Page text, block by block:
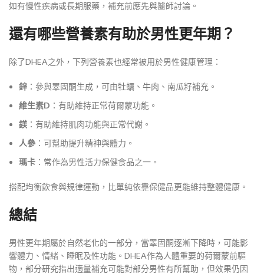
如有慢性疾病或長期服藥，補充前應先與醫師討論。
還有哪些營養素有助於男性更年期？
除了DHEA之外，下列營養素也經常被用於男性健康管理：
鋅 ：參與睪固酮生成，可由牡蠣、牛肉、南瓜籽補充。
維生素D ：有助維持正常荷爾蒙功能。
鎂 ：有助維持肌肉功能與正常代謝。
人參 ：可幫助提升精神與體力。
瑪卡 ：常作為男性活力保健食品之一。
搭配均衡飲食與規律運動，比單純依靠保健品更能維持整體健康。
總結
男性更年期屬於自然老化的一部分，當睪固酮逐漸下降時，可能影
響體力、情緒、睡眠及性功能。DHEA作為人體重要的荷爾蒙前驅
物，部分研究指出適量補充可能對部分男性有所幫助，但效果仍因